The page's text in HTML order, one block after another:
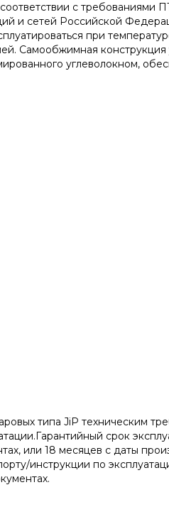
с требованиями
и сетей Российской
при
Самообжимная
углеволокном,
типа JiP техническим
срок
или 18 месяцев с даты
инструкции по